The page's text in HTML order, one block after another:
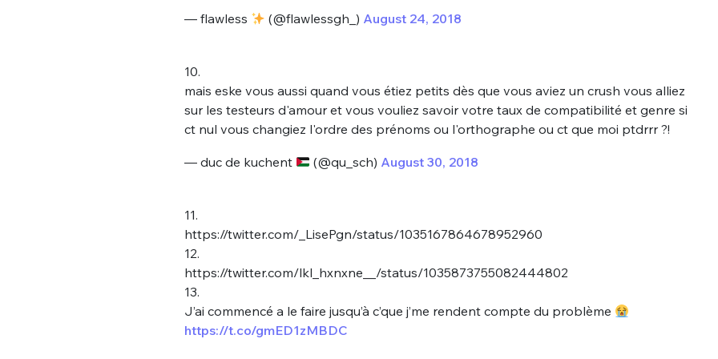
— flawless (@flawlessgh_) August 24, 2018
10.
mais eske vous aussi quand vous étiez petits dès que vous aviez un crush vous alliez
sur les testeurs d'amour et vous vouliez savoir votre taux de compatibilité et genre si
ct nul vous changiez l'ordre des prénoms ou l'orthographe ou ct que moi ptdrrr ?!
— duc de kuchent (@qu_sch) August 30, 2018
11.
https://twitter.com/_LisePgn/status/1035167864678952960
12.
https://twitter.com/lkl_hxnxne__/status/1035873755082444802
13.
J’ai commencé a le faire jusqu’à c’que j’me rendent compte du problème
https://t.co/gmED1zMBDC
Bienvenue !
PSEUDO
EMAIL* MOT DE PASSE
VOTRE PARTICIPATION
Que souhaitez-vous proposer ?
Quelques